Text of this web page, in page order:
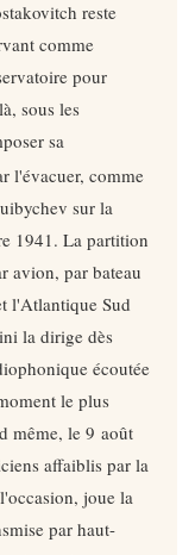
reste
comme
pour
sous les
sa
l'évacuer, comme
sur la
1941. La partition
avion, par bateau
l'Atlantique Sud
la dirige dès
écoutée
le plus
même, le 9 août
affaiblis par la
joue la
par haut-